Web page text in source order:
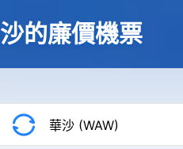
的廉價機票